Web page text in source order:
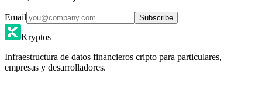
Email Subscribe
Kryptos
Infraestructura de datos financieros cripto para particulares,
empresas y desarrolladores.